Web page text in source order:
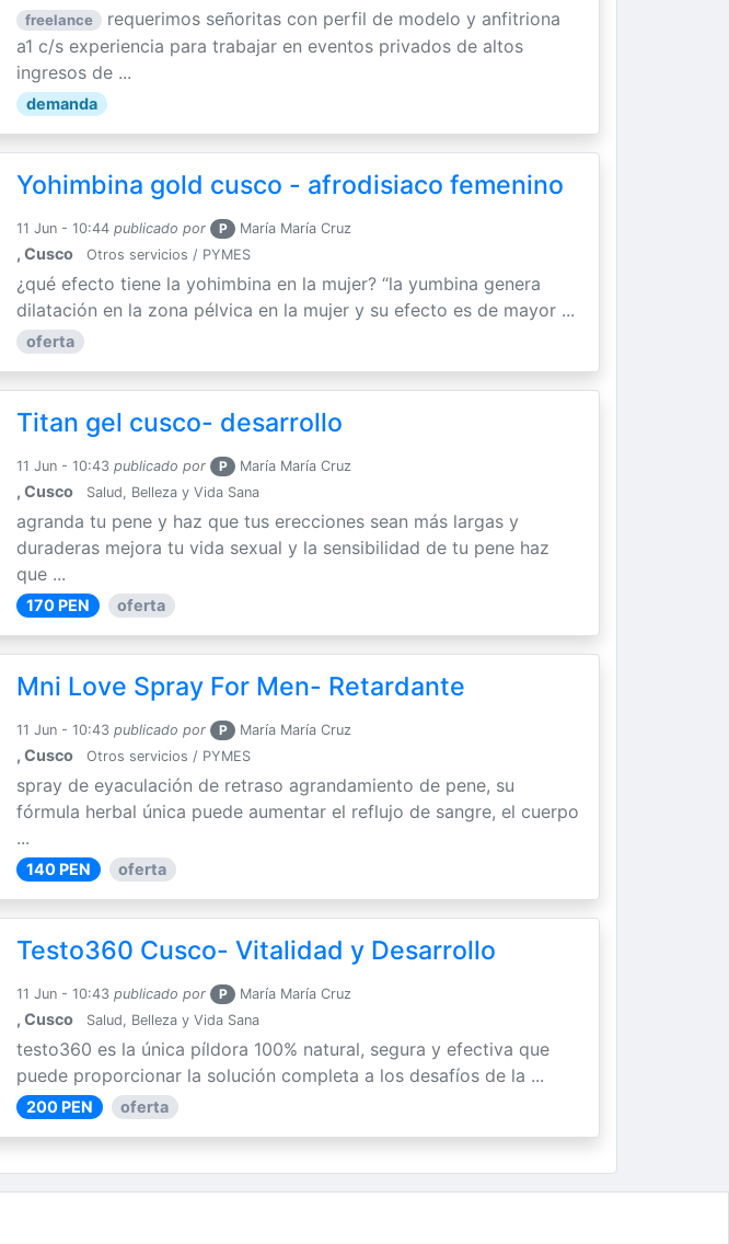
freelance
requerimos señoritas con perfil de modelo y anfitriona
a1 c/s experiencia para trabajar en eventos privados de altos
ingresos de ...
demanda
Yohimbina gold cusco - afrodisiaco femenino
11 Jun - 10:44 publicado por P María María Cruz
, Cusco Otros servicios / PYMES
¿qué efecto tiene la yohimbina en la mujer? “la yumbina genera
dilatación en la zona pélvica en la mujer y su efecto es de mayor ...
oferta
Titan gel cusco- desarrollo
11 Jun - 10:43 publicado por P María María Cruz
, Cusco Salud, Belleza y Vida Sana
agranda tu pene y haz que tus erecciones sean más largas y
duraderas mejora tu vida sexual y la sensibilidad de tu pene haz
que ...
170 PEN oferta
Mni Love Spray For Men- Retardante
11 Jun - 10:43 publicado por P María María Cruz
, Cusco Otros servicios / PYMES
spray de eyaculación de retraso agrandamiento de pene, su
fórmula herbal única puede aumentar el reflujo de sangre, el cuerpo
...
140 PEN oferta
Testo360 Cusco- Vitalidad y Desarrollo
11 Jun - 10:43 publicado por P María María Cruz
, Cusco Salud, Belleza y Vida Sana
testo360 es la única píldora 100% natural, segura y efectiva que
puede proporcionar la solución completa a los desafíos de la ...
200 PEN oferta